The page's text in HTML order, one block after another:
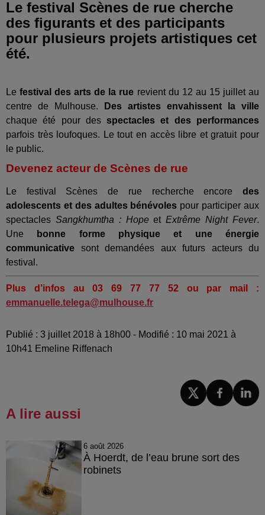
Le festival Scènes de rue cherche
des figurants et des participants
pour plusieurs projets artistiques cet
été.
Lefestival des arts de la rue revient du 12 au 15 juillet au
centre de Mulhouse.
Des artistes envahissent la ville
chaque été pour desspectacles et des performances
parfois très loufoques. Le tout en accès libre et gratuit pour
le public.
Devenez acteur de Scènes de rue
Le festival Scènes de rue recherche encore des
adolescents et des adultes bénévoles pour participer aux
spectacles Sangkhumtha : HopeetExtrême Night Fever.
Une
bonne forme physique et une énergie
communicative sont demandées aux futurs acteurs du
festival.
Plus d’infos au 03 69 77 77 52 ou par mail :
emmanuelle.telega@mulhouse.fr
Publié : 3 juillet 2018 à 18h00 - Modifié : 10 mai 2021 à
10h41 Emeline Riffenach
A lire aussi
6 août 2026
À Hoerdt, de l’eau brune sort des
robinets